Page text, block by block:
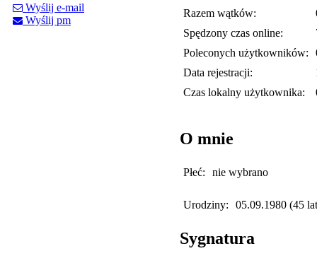
Wyślij e-mail
Wyślij pm
Razem wątków:
Spędzony czas online:
Poleconych użytkowników:
Data rejestracji:
Czas lokalny użytkownika:
O mnie
Płeć: nie wybrano
Urodziny: 05.09.1980 (45
Sygnatura